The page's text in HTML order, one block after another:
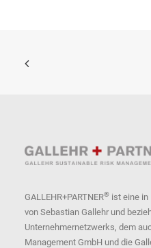
GALLEHR+PARTNER® ist eine in
von Sebastian Gallehr und
Unternehmernetzwerks, dem
Management GmbH und die